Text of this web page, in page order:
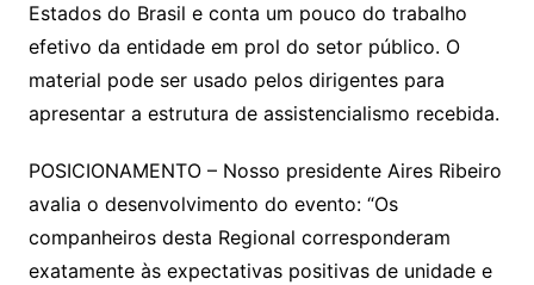
Estados do Brasil e conta um pouco do trabalho
efetivo da entidade em prol do setor público. O
material pode ser usado pelos dirigentes para
apresentar a estrutura de assistencialismo recebida.
POSICIONAMENTO – Nosso presidente Aires Ribeiro
avalia o desenvolvimento do evento: “Os
companheiros desta Regional corresponderam
exatamente às expectativas positivas de unidade e